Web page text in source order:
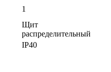
1
Щит
распределительный
IP40